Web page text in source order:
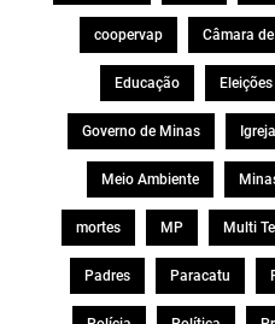
coopervap Câmara
Educação
Governo de Minas Igreja
Meio Ambiente
mortes MP Multi
Padres Paracatu